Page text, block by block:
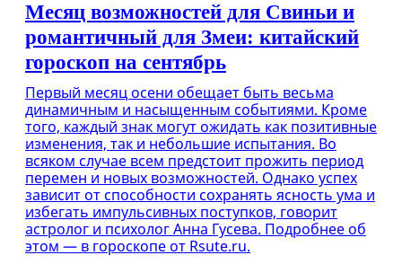
Месяц возможностей для Свиньи и
романтичный для Змеи: китайский
гороскоп на сентябрь
Первый месяц осени обещает быть весьма
динамичным и насыщенным событиями. Кроме
того, каждый знак могут ожидать как позитивные
изменения, так и небольшие испытания. Во
всяком случае всем предстоит прожить период
перемен и новых возможностей. Однако успех
зависит от способности сохранять ясность ума и
избегать импульсивных поступков, говорит
астролог и психолог Анна Гусева. Подробнее об
этом — в гороскопе от Rsute.ru.